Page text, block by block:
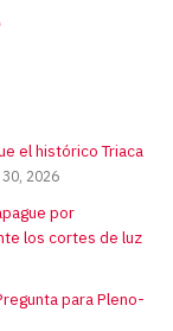
el histórico Triaca
2026
por
los cortes de luz
para Pleno-